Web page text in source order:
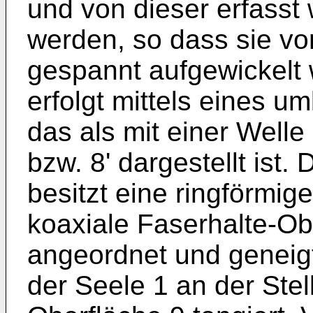
und von dieser erfasst
werden, so dass sie
gespannt
erfolgt mittels eines
das als mit einer
bzw. 8' dargestellt ist.
besitzt eine
koaxiale Faserhalte-
angeordnet und
der Seele 1 an der